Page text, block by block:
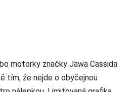
motorky značky Jawa Cassida
tím, že nejde o obyčejnou